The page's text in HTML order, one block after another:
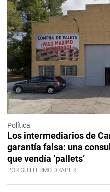
Política
Los intermediarios de
garantía falsa: una
que vendía ‘pallets’
POR GUILLERMO DRAPER